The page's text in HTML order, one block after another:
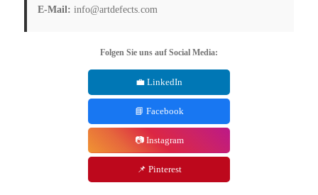
E-Mail: info@artdefects.com
Folgen Sie uns auf Social Media:
💼 LinkedIn
📘 Facebook
📷 Instagram
📌 Pinterest